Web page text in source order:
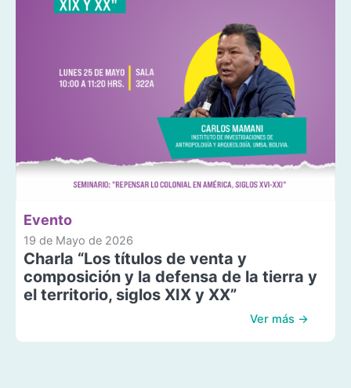
Evento
19 de Mayo de 2026
Charla “Los títulos de venta y
composición y la defensa de la tierra y
el territorio, siglos XIX y XX”
Ver más →